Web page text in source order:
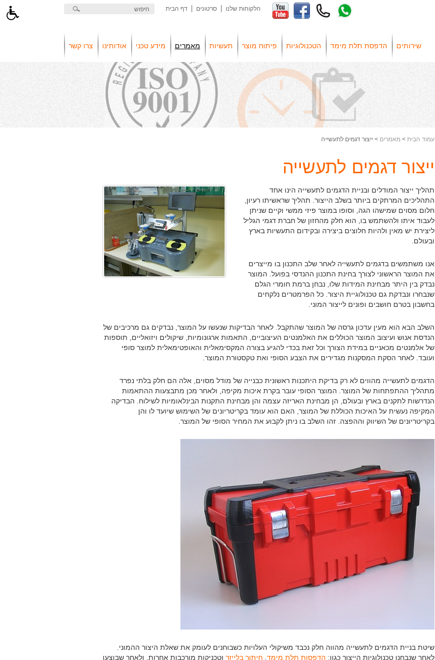
דלג
לתוכן
הלקוחות שלנו סרטונים דף הבית
שירותים הדפסת תלת מימד הטכנולוגיות פיתוח מוצר תעשיות מאמרים מידע טכני אודותינו צרו קשר
עמוד הבית > מאמרים > ייצור דגמים לתעשייה
ייצור דגמים לתעשייה
תהליך ייצור המודלים ובניית הדגמים לתעשייה הינו אחד
התהליכים המרתקים ביותר בשלב הייצור. תהליך שראשיתו רעיון,
חלום מסוים שמישהו הגה, וסופו במוצר פיזי ממשי וקיים שניתן
לעבוד איתו ולהשתמש בו, הוא חלק מהחזון של חברת דגמי הגליל
ליצירת יש מאין ולהיות חלוצים ביצירה ובקידום התעשיות בארץ
ובעולם.
אנו משתמשים בדגמים לתעשייה לאחר שלב התכנון בו מייצרים
את המוצר הראשוני לצורך בחינת התכנון ההנדסי בפועל. המוצר
נבדק בין היתר מבחינת המידות שלו, נבחן ברמת חומרי הגלם
שנבחרו ונבדקת גם טכנולוגיית היצור. כל הפרמטרים נלקחים
בחשבון בטרם חושבים ופונים לייצור המוני.
השלב הבא הוא מעין עדכון גרסה של המוצר שהתקבל. לאחר הבדיקות שנעשו על המוצר, נבדקים גם מרכיבים של
הנדסת אנוש ועיצוב המוצר הכוללים את האלמנטים העיצוביים, התאמות ארגונומיות, שיקולים ויזואליים, תוספות
של אלמנטים מכאניים במידת הצורך וכל זאת בכדי להגיע בצורה המקסימאלית והאופטימאלית למוצר סופי
ועובד. לאחר הסקת המסקנות מגדירים את הצבע הסופי ואת טקסטורת המוצר.
הדגמים לתעשייה מהווים לא רק בדיקת היתכנות ראשונית כבנייה של מודל מסוים, אלה הם חלק בלתי נפרד
מתהליך ההתפתחות של המוצר. המוצר הסופי עובר בקרת איכות מקיפה, ולאחר מכן מתבצעות ההתאמות
הנדרשות לתקנים בארץ ובעולם, הן מבחינת האריזה עצמה והן מבחינת התקנות הבינלאומיות לשילוח. הבדיקה
המקיפה נעשית על האיכות הכוללת של המוצר, האם הוא עומד בקריטריונים של השימוש שיועד לו והן
בקריטריונים של השיווק וההפצה. זהו השלב בו ניתן לקבוע את המחיר הסופי של המוצר.
שיטת בניית הדגמים לתעשייה מהווה חלק נכבד משיקולי העלויות כשבוחנים לעומק את שאלת היצור ההמוני.
לאחר שנבחנו טכנולוגיות הייצור כגון: הדפסות תלת מימד חיתוך בלייזר וטכניקות מורכבות אחרות, ולאחר שבוצעו